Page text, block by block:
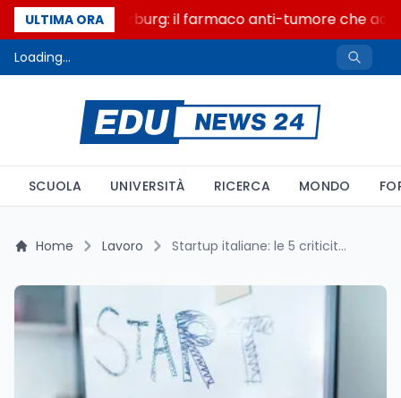
ULTIMA ORA
Un secolo di Warburg: il farmaco anti-tumore che
Loading...
SCUOLA UNIVERSITÀ RICERCA MONDO
Home Lavoro Startup italiane: le 5 criticità che bloccano la scalabilità (e come superarle)